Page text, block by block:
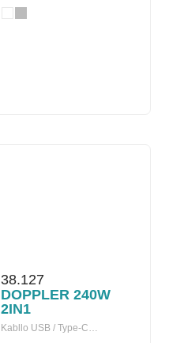
38.127
DOPPLER 240W
2IN1
Kabllo USB / Type-C…